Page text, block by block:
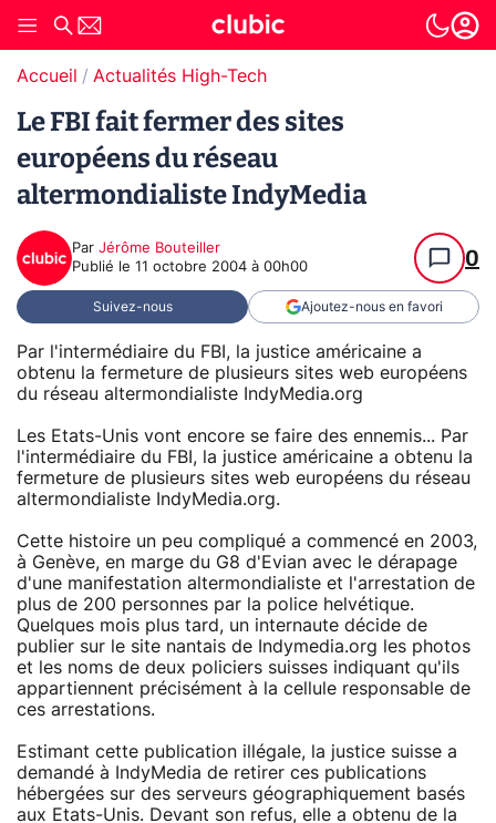
Accueil Actualités High-Tech
Le FBI fait fermer des sites
européens du réseau
altermondialiste IndyMedia
Par Jérôme Bouteiller
Publié le 11 octobre 2004 à 00h00 0
Suivez-nous Ajoutez-nous en favori
Par l'intermédiaire du FBI, la justice américaine a
obtenu la fermeture de plusieurs sites web européens
du réseau altermondialiste IndyMedia.org
Les Etats-Unis vont encore se faire des ennemis... Par
l'intermédiaire du FBI, la justice américaine a obtenu la
fermeture de plusieurs sites web européens du réseau
altermondialiste IndyMedia.org.
Cette histoire un peu compliqué a commencé en 2003,
à Genève, en marge du G8 d'Evian avec le dérapage
d'une manifestation altermondialiste et l'arrestation de
plus de 200 personnes par la police helvétique.
Quelques mois plus tard, un internaute décide de
publier sur le site nantais de Indymedia.org les photos
et les noms de deux policiers suisses indiquant qu'ils
appartiennent précisément à la cellule responsable de
ces arrestations.
Estimant cette publication illégale, la justice suisse a
demandé à IndyMedia de retirer ces publications
hébergées sur des serveurs géographiquement basés
aux Etats-Unis. Devant son refus, elle a obtenu de la